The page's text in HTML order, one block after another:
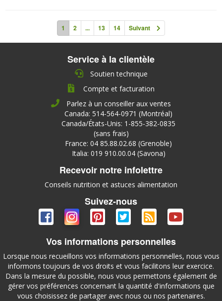
1 2 ... 13 14 Suivant
Service à la clientèle
Soutien technique
Compte et facturation
Parlez à un conseiller aux ventes
Canada: 514-564-0971 (Montréal)
Canada/États-Unis: 1-855-382-0835
(sans frais)
France: 04 85.88.02.68 (Grenoble)
Italia: 019 910.00.04 (Savona)
Recevoir notre infolettre
Conseils nutrition et astuces alimentation
Suivez-nous
Vos informations personnelles
Lorsque nous recueillons vos informations personnelles, nous vous
informons toujours de vos droits et vous facilitons leur exercice.
Dans la mesure du possible, nous vous permettons également de
gérer vos préférences concernant la quantité d'informations que
vous choisissez de partager avec nous ou nos partenaires.